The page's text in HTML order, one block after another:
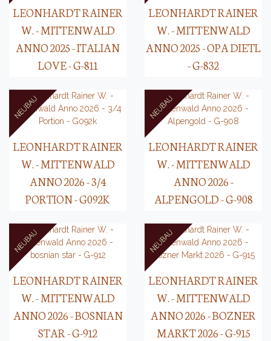
LEONHARDT RAINER
W. - MITTENWALD
ANNO 2025 - ITALIAN
LOVE - G-811
LEONHARDT RAINER
W. - MITTENWALD
ANNO 2025 - OPA DIETL
- G-832
LEONHARDT RAINER
W. - MITTENWALD
ANNO 2026 - 3/4
PORTION - G092K
LEONHARDT RAINER
W. - MITTENWALD
ANNO 2026 -
ALPENGOLD - G-908
LEONHARDT RAINER
W. - MITTENWALD
ANNO 2026 - BOSNIAN
STAR - G-912
LEONHARDT RAINER
W. - MITTENWALD
ANNO 2026 - BOZNER
MARKT 2026 - G-915